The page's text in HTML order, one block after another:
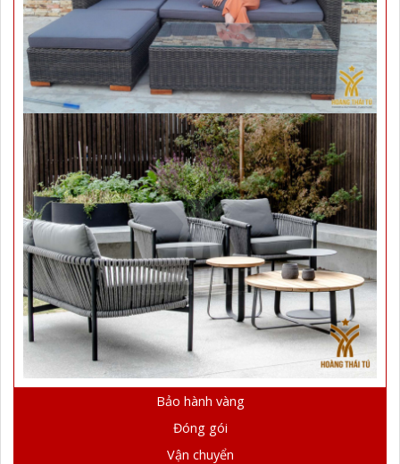
Bảo hành vàng
Đóng gói
Vận chuyển